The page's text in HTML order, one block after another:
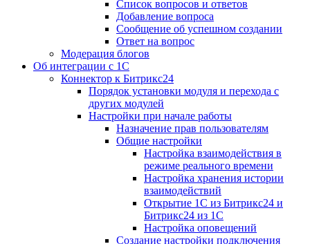
Список вопросов и ответов
Добавление вопроса
Сообщение об успешном создании
Ответ на вопрос
Модерация блогов
Об интеграции с 1С
Коннектор к Битрикс24
Порядок установки модуля и перехода с
других модулей
Настройки при начале работы
Назначение прав пользователям
Общие настройки
Настройка взаимодействия в
режиме реального времени
Настройка хранения истории
взаимодействий
Открытие 1С из Битрикс24 и
Битрикс24 из 1С
Настройка оповещений
Создание настройки подключения